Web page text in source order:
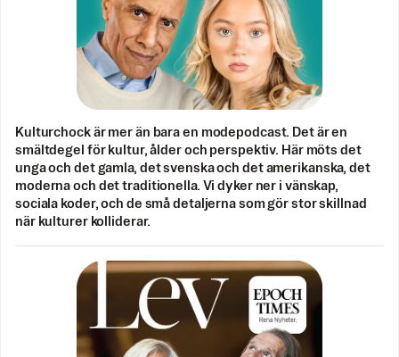
Kulturchock är mer än bara en modepodcast. Det är en
smältdegel för kultur, ålder och perspektiv. Här möts det
unga och det gamla, det svenska och det amerikanska, det
moderna och det traditionella. Vi dyker ner i vänskap,
sociala koder, och de små detaljerna som gör stor skillnad
när kulturer kolliderar.